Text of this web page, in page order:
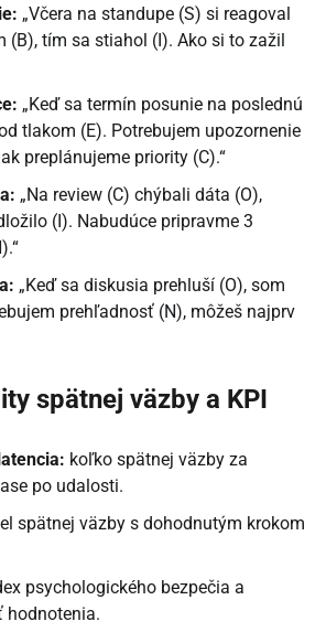
„Včera na standupe (S) si reagoval
(B), tím sa stiahol (I). Ako si to zažil
„Keď sa termín posunie na poslednú
tlakom (E). Potrebujem upozornenie
preplánujeme priority (C).“
„Na review (C) chýbali dáta (O),
(I). Nabudúce pripravme 3
„Keď sa diskusia prehluší (O), som
prehľadnosť (N), môžeš najprv
spätnej väzby a KPI
koľko spätnej väzby za
po udalosti.
spätnej väzby s dohodnutým krokom
psychologického bezpečia a
hodnotenia.